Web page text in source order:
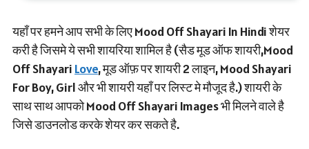
यहाँ पर हमने आप सभी के लिए Mood Off Shayari In Hindi शेयर
करी है जिसमे ये सभी शायरिया शामिल है (सैड मूड ऑफ शायरी,Mood
Off Shayari Love, मूड ऑफ़ पर शायरी 2 लाइन, Mood Shayari
For Boy, Girl और भी शायरी यहाँ पर लिस्ट मे मौजूद है.) शायरी के
साथ साथ आपको Mood Off Shayari Images भी मिलने वाले है
जिसे डाउनलोड करके शेयर कर सकते है.